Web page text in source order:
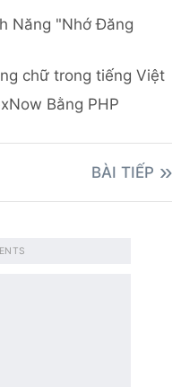
Năng "Nhớ Đăng
chữ trong tiếng Việt
Bằng PHP
BÀI TIẾP